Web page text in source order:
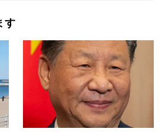
す